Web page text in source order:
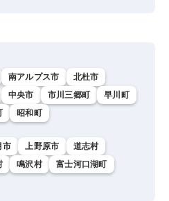
南アルプス市
北杜市
中央市 市川三郷町
早川町
昭和町
市 上野原市
道志村
鳴沢村
富士河口湖町